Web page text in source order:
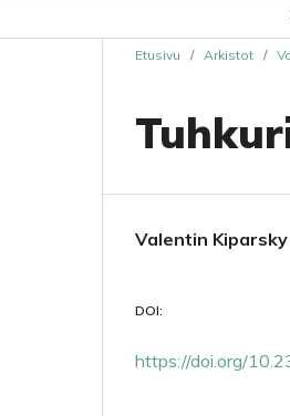
Etusivu / Arkistot /
Valentin Kiparsky
DOI:
https://doi.org/